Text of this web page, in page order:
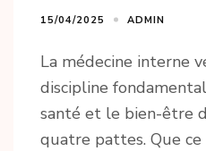
15/04/2025 ADMIN
La médecine interne
discipline
santé et le bien-être
quatre pattes. Que